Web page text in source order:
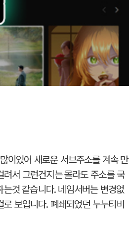
이있어 새로운 서브주소를 계속 만
서 그런건지는 몰라도 주소를 국
것 같습니다. 네임서버는 변경없
보입니다. 폐쇄되었던 누누티비